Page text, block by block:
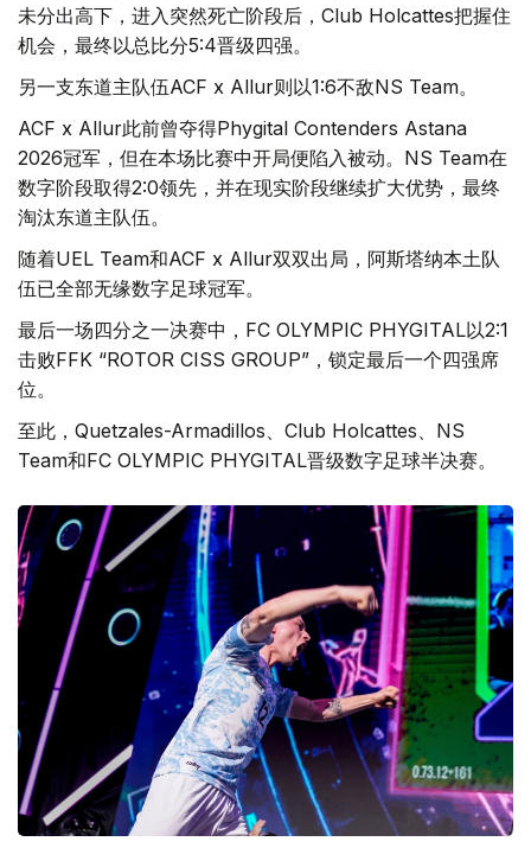
未分出高下，进入突然死亡阶段后，Club Holcattes把握住
机会，最终以总比分5:4晋级四强。
另一支东道主队伍ACF x Allur则以1:6不敌NS Team。
ACF x Allur此前曾夺得Phygital Contenders Astana
2026冠军，但在本场比赛中开局便陷入被动。NS Team在
数字阶段取得2:0领先，并在现实阶段继续扩大优势，最终
淘汰东道主队伍。
随着UEL Team和ACF x Allur双双出局，阿斯塔纳本土队
伍已全部无缘数字足球冠军。
最后一场四分之一决赛中，FC OLYMPIC PHYGITAL以2:1
击败FFK “ROTOR CISS GROUP”，锁定最后一个四强席
位。
至此，Quetzales-Armadillos、Club Holcattes、NS
Team和FC OLYMPIC PHYGITAL晋级数字足球半决赛。